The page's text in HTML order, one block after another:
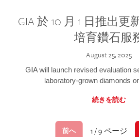
GIA 於 10 月 1 日推出
培育鑽石服
August 25, 2025
GIA will launch revised evaluation
laboratory-grown diamonds
続きを読む
前へ 1 / 9 ページ